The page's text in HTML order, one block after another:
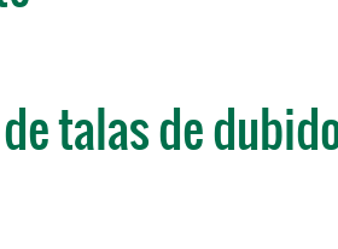
talas de